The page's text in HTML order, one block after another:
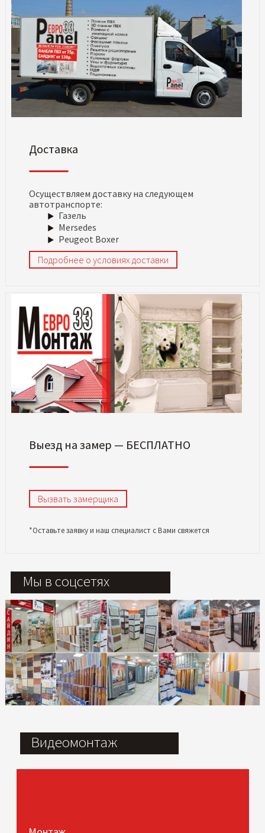
Доставка
Осуществляем доставку на следующем
автотранспорте:
Газель
Mersedes
Peugeot Boxer
Подробнее о условиях доставки
Выезд на замер — БЕСПЛАТНО
Вызвать замерщика
*Оставьте заявку и наш специалист с Вами свяжется
Мы в соцсетях
Видеомонтаж